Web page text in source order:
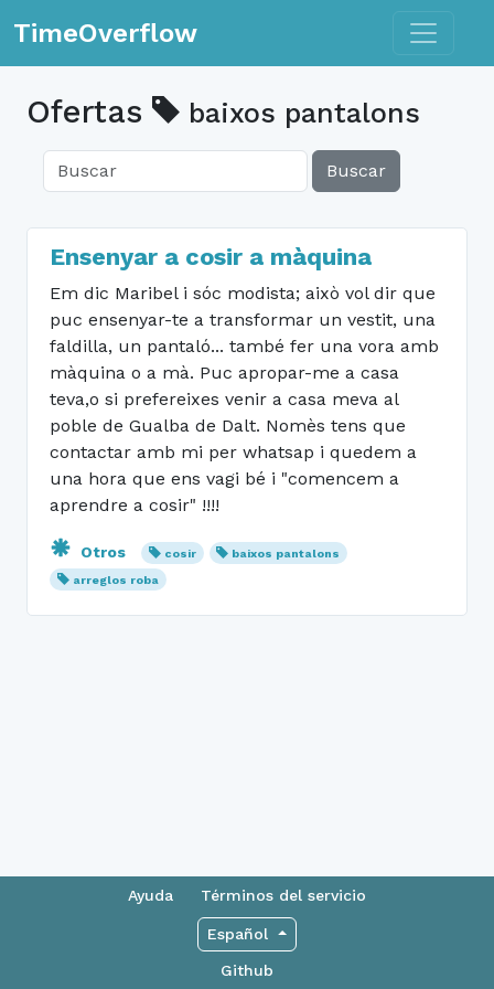
TimeOverflow Toggle
Ofertas baixos pantalons
Buscar
Ensenyar a cosir a màquina
Em dic Maribel i sóc modista; això vol dir que
puc ensenyar-te a transformar un vestit, una
faldilla, un pantaló... també fer una vora amb
màquina o a mà. Puc apropar-me a casa
teva,o si prefereixes venir a casa meva al
poble de Gualba de Dalt. Nomès tens que
contactar amb mi per whatsap i quedem a
una hora que ens vagi bé i "comencem a
aprendre a cosir" !!!!
Otros cosir
baixos pantalons
arreglos roba
Ayuda Términos del servicio
Español
Github